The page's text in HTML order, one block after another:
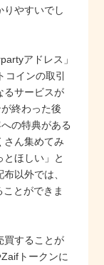
りやすいでし
アドレス」
インの取引
るサービスが
終わった後
の特典がある
さん集めてみ
ほしい」と
以外では、
とができま
買することが
トークンに